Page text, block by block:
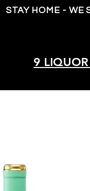
STAY HOME - WE
9 LIQUOR